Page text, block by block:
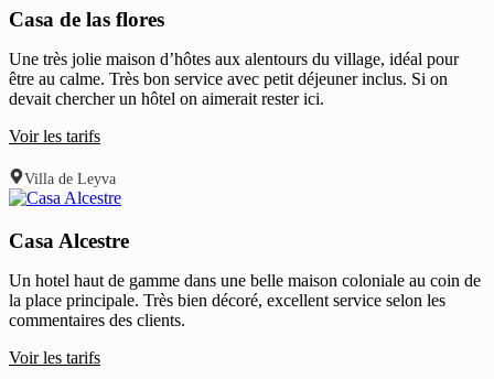
Casa de las flores
Une très jolie maison d’hôtes aux alentours du village, idéal pour
être au calme. Très bon service avec petit déjeuner inclus. Si on
devait chercher un hôtel on aimerait rester ici.
Voir les tarifs
Villa de Leyva
Casa Alcestre
Un hotel haut de gamme dans une belle maison coloniale au coin de
la place principale. Très bien décoré, excellent service selon les
commentaires des clients.
Voir les tarifs